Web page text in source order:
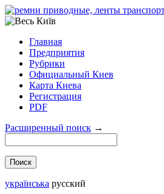
Главная
Предприятия
Рубрики
Официальный Киев
Карта Киева
Регистрация
PDF
Расширенный поиск →
українська русский